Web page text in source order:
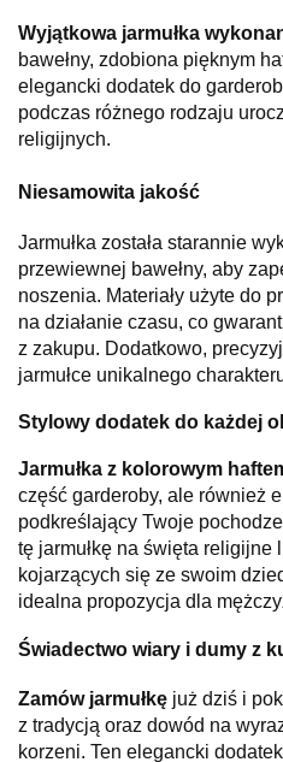
Wyjątkowa jarmułka
bawełny, zdobiona pięknym
elegancki dodatek do
podczas różnego rodzaju
religijnych.
Niesamowita jakość
Jarmułka została starannie
przewiewnej bawełny, aby
noszenia. Materiały użyte do
na działanie czasu, co
z zakupu. Dodatkowo,
jarmułce unikalnego
Stylowy dodatek do każdej
Jarmułka z kolorowym
część garderoby, ale również
podkreślający Twoje
tę jarmułkę na święta religijne
kojarzących się ze swoim
idealna propozycja dla
Świadectwo wiary i dumy z
Zamów jarmułkę już dziś i
z tradycją oraz dowód na
korzeni. Ten elegancki